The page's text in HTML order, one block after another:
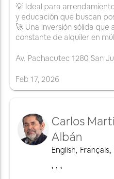
💡 Ideal para
y educación que buscan
🚀 Una inversión sólida que
constante de alquiler en
Av. Pachacutec 1280 San
Feb 17, 2026
Carlos
Albán
English, Français,
, , ,